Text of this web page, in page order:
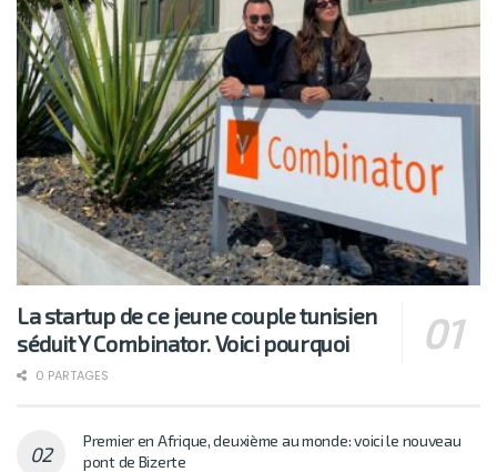
La startup de ce jeune couple tunisien
séduit Y Combinator. Voici pourquoi
0 PARTAGES
Premier en Afrique, deuxième au monde: voici le nouveau
pont de Bizerte